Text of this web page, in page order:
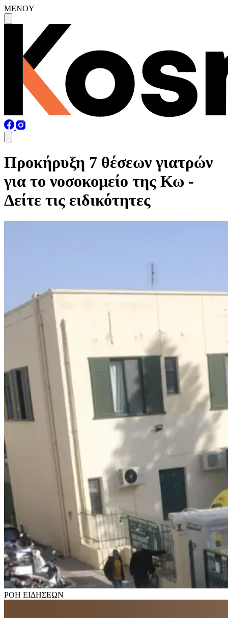
MENOY
Προκήρυξη 7 θέσεων γιατρών
για το νοσοκομείο της Κω -
Δείτε τις ειδικότητες
ΡΟΗ ΕΙΔΗΣΕΩΝ